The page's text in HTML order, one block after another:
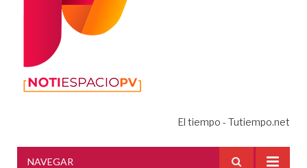
El tiempo - Tutiempo.net
NAVEGAR